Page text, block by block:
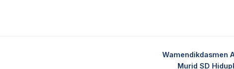
Wamendikdasmen
Murid SD